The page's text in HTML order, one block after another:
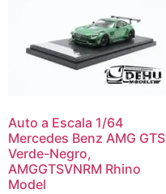
Auto a Escala 1/64
Mercedes Benz AMG GTS
Verde-Negro,
AMGGTSVNRM Rhino
Model